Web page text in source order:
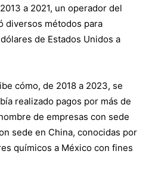
a 2021, un operador del
diversos métodos para
de Estados Unidos a
cómo, de 2018 a 2023, se
realizado pagos por más de
de empresas con sede
sede en China, conocidas por
químicos a México con fines